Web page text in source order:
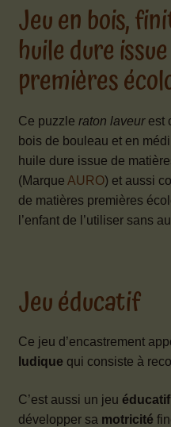
Jeu en bois,
huile dure
premières
Ce puzzle raton laveur est
bois de bouleau et en
huile dure issue de
(Marque AURO) et aussi
de matières premières
l’enfant de l’utiliser sans
Jeu éducatif
Ce jeu d’encastrement
ludique qui consiste à
C’est aussi un jeu éducatif
développer sa motricité